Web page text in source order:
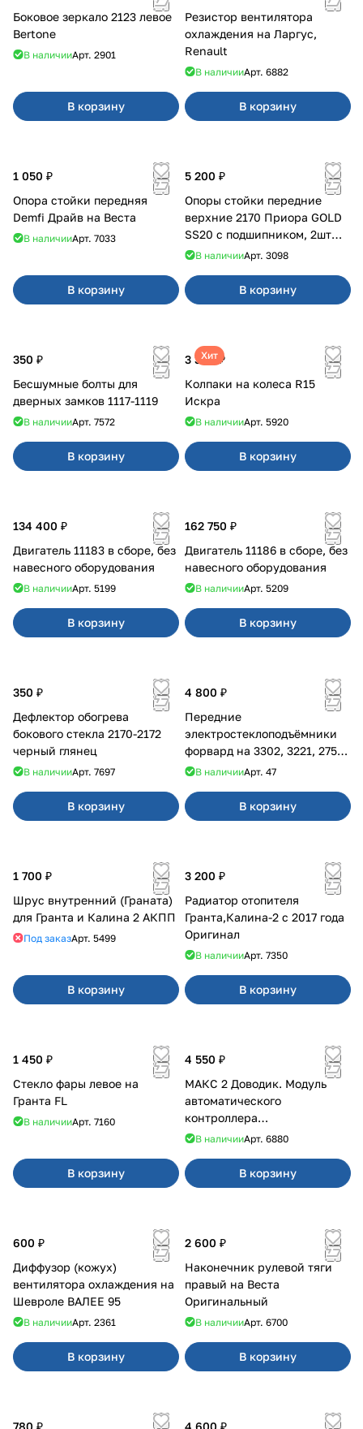
Боковое зеркало 2123 левое
Bertone
В наличииАрт. 2901
В корзину
Резистор вентилятора
охлаждения на Ларгус,
Renault
В наличииАрт. 6882
В корзину
1 050 ₽
Опора стойки передняя
Demfi Драйв на Веста
В наличииАрт. 7033
В корзину
5 200 ₽
Опоры стойки передние
верхние 2170 Приора GOLD
SS20 с подшипником, 2шт
10116
В наличииАрт. 3098
В корзину
350 ₽
Бесшумные болты для
дверных замков 1117-1119
В наличииАрт. 7572
В корзину
Хит
3 380 ₽
Колпаки на колеса R15
Искра
В наличииАрт. 5920
В корзину
134 400 ₽
Двигатель 11183 в сборе, без
навесного оборудования
В наличииАрт. 5199
В корзину
162 750 ₽
Двигатель 11186 в сборе, без
навесного оборудования
В наличииАрт. 5209
В корзину
350 ₽
Дефлектор обогрева
бокового стекла 2170-2172
черный глянец
В наличииАрт. 7697
В корзину
4 800 ₽
Передние
электростеклоподъёмники
форвард на 3302, 3221, 2752,
2217В наличииАрт. 47
В корзину
1 700 ₽
Шрус внутренний (Граната)
для Гранта и Калина 2 АКПП
Под заказАрт. 5499
В корзину
3 200 ₽
Радиатор отопителя
Гранта,Калина-2 с 2017 года
Оригинал
В наличииАрт. 7350
В корзину
1 450 ₽
Стекло фары левое на
Гранта FL
В наличииАрт. 7160
В корзину
4 550 ₽
МАКС 2 Доводик. Модуль
автоматического
контроллера
стеклоподъемников для
В наличииАрт. 6880
В корзину
600 ₽
Диффузор (кожух)
вентилятора охлаждения на
Шевроле ВАЛЕЕ 95
В наличииАрт. 2361
В корзину
2 600 ₽
Наконечник рулевой тяги
правый на Веста
Оригинальный
В наличииАрт. 6700
В корзину
780 ₽ 4 600 ₽